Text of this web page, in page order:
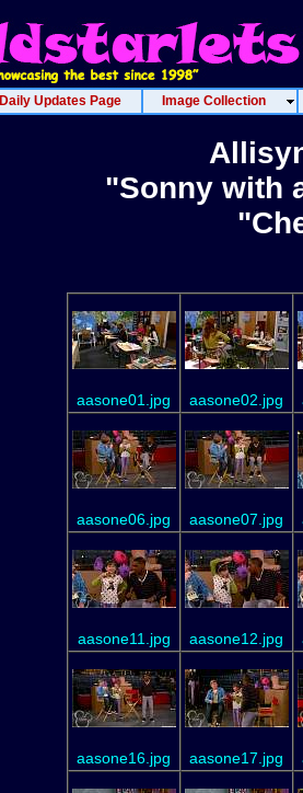
Daily Updates Page Image Collection
"Sonny with
aasone01.jpg aasone02.jpg
aasone06.jpg aasone07.jpg
aasone11.jpg aasone12.jpg
aasone16.jpg aasone17.jpg